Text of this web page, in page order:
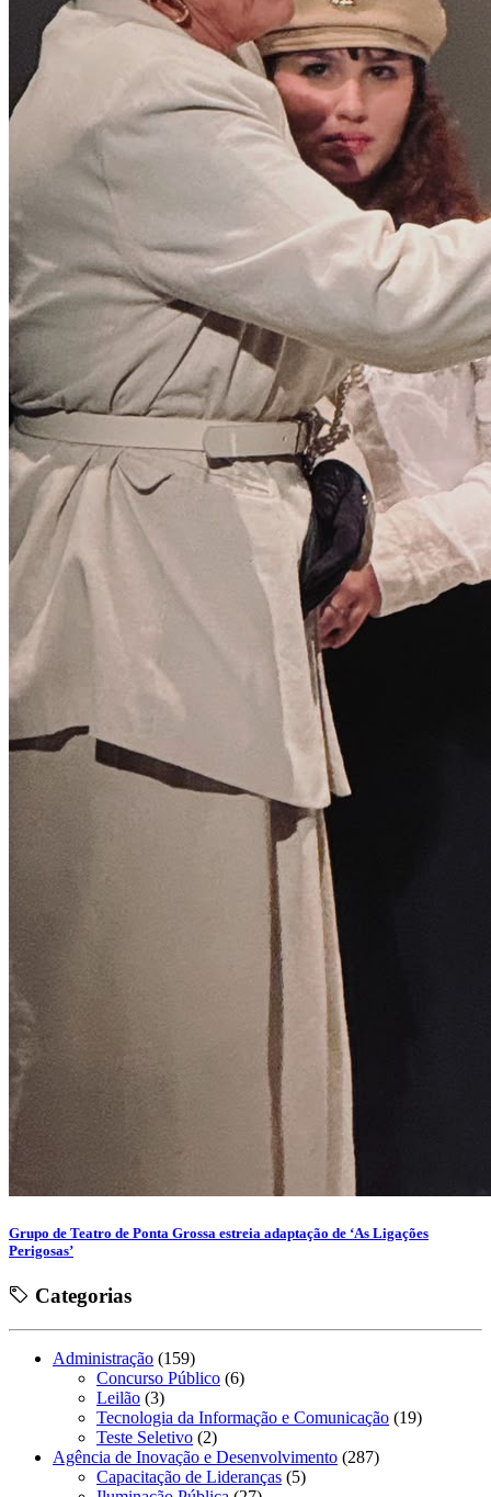
Grupo de Teatro de Ponta Grossa estreia adaptação de ‘As Ligações
Perigosas’
Categorias
Administração (159)
Concurso Público (6)
Leilão (3)
Tecnologia da Informação e Comunicação (19)
Teste Seletivo (2)
Agência de Inovação e Desenvolvimento (287)
Capacitação de Lideranças (5)